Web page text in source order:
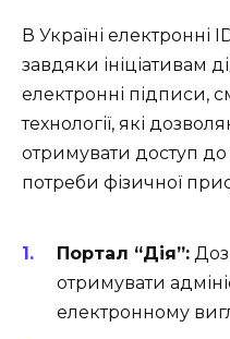
В Україні електронні
завдяки ініціативам
електронні підписи,
технології, які
отримувати доступ
потреби фізичної
Портал “Дія”:
отримувати
електронному